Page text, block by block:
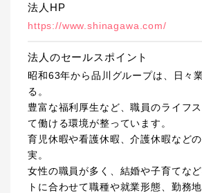
法人HP
https://www.shinagawa.com/
法人のセールスポイント
昭和63年から品川グループは、日々
る。
豊富な福利厚生など、職員のライフ
て働ける環境が整っています。
育児休暇や看護休暇、介護休暇など
実。
女性の職員が多く、結婚や子育てな
トに合わせて職種や就業形態、勤務